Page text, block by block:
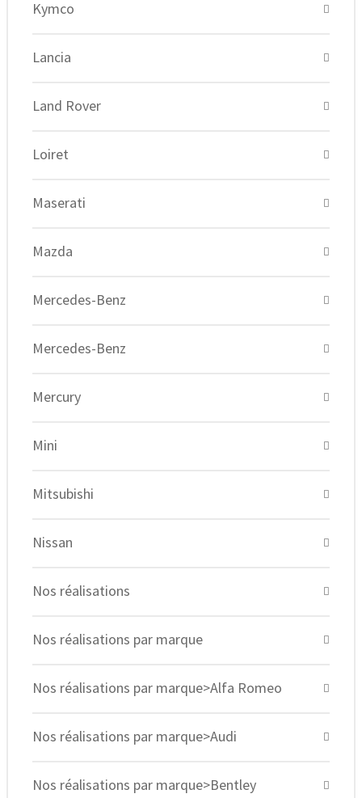
Kymco
Lancia
Land Rover
Loiret
Maserati
Mazda
Mercedes-Benz
Mercedes-Benz
Mercury
Mini
Mitsubishi
Nissan
Nos réalisations
Nos réalisations par marque
Nos réalisations par marque>Alfa Romeo
Nos réalisations par marque>Audi
Nos réalisations par marque>Bentley